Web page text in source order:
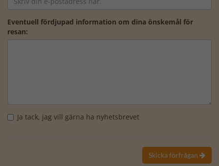
Eventuell fördjupad information om dina önskemål för
resan:
Ja tack, jag vill gärna ha nyhetsbrevet
Skicka förfrågan 